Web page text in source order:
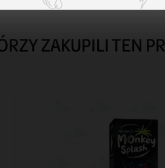
ZAKUPILI TEN